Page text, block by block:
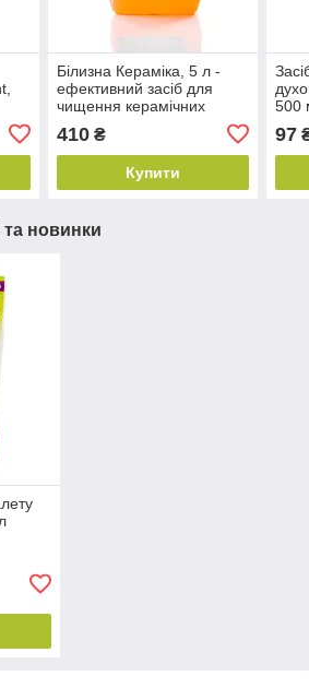
Білизна Кераміка, 5 л -
ефективний засіб для
чищення керамічних
410₴
Купити
500
97
та новинки